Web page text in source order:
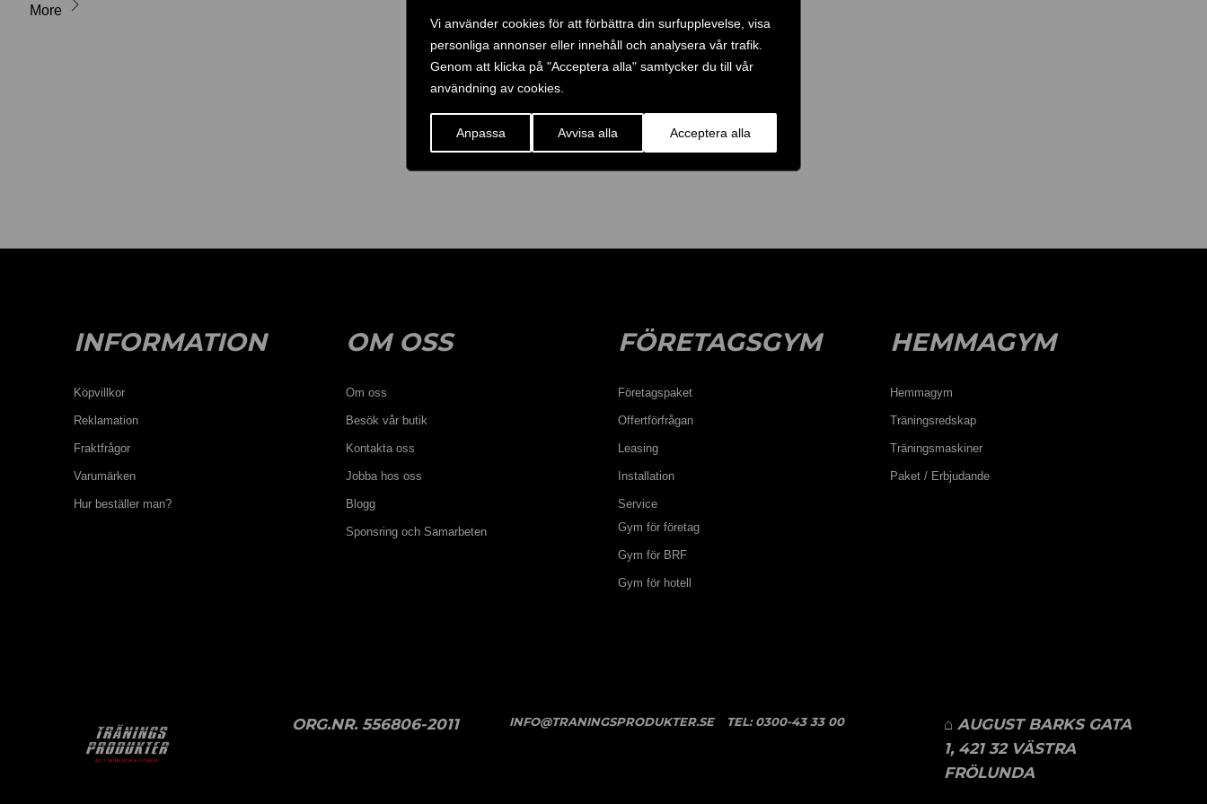
Vi använder cookies för att förbättra din surfupplevelse, visa
personliga annonser eller innehåll och analysera vår trafik.
Genom att klicka på "Acceptera alla" samtycker du till vår
användning av cookies.
Anpassa Avvisa alla Acceptera alla
More
I den här artikeln kan du läsa mer om fördelarna med att
ha ett gym på företaget och hur personal som
regelbundet tränar har minskad sjukfrånvaro och
presterar bättre på jobbet.
INFORMATION
Köpvillkor
Reklamation
Fraktfrågor
Varumärken
Hur beställer man?
OM OSS
Om oss
Besök vår butik
Kontakta oss
Jobba hos oss
Blogg
Sponsring och Samarbeten
FÖRETAGSGYM
Företagspaket
Offertförfrågan
Leasing
Installation
Service
Gym för företag
Gym för BRF
Gym för hotell
HEMMAGYM
Hemmagym
Träningsredskap
Träningsmaskiner
Paket / Erbjudande
ORG.NR. 556806-2011 INFO@TRANINGSPRODUKTER.SE TEL:0300-43 33 00
⌂ AUGUST BARKS GATA
1, 421 32 VÄSTRA
FRÖLUNDA